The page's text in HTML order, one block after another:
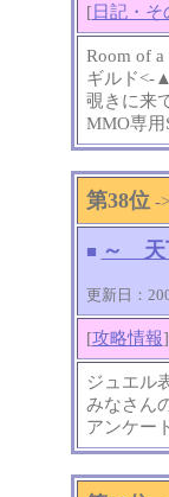
[日記・そ
Room of
ギルド<-
覗きに来
MMO専用
第38位 ->
■ ～ 天
更新日：
[攻略情報
ジュエル
みなさん
アンケー